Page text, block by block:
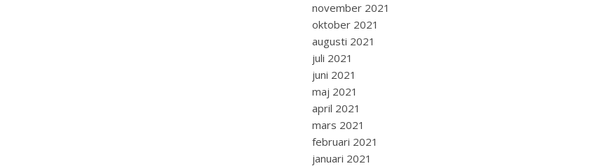
november 2021
oktober 2021
augusti 2021
juli 2021
juni 2021
maj 2021
april 2021
mars 2021
februari 2021
januari 2021